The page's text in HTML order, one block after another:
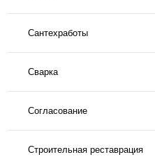
Сантехработы
Сварка
Согласование
Строительная реставрация